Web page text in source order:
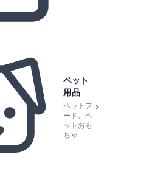
ペット
用品
ペットフ
ード、ペ
ットおも
ちゃ